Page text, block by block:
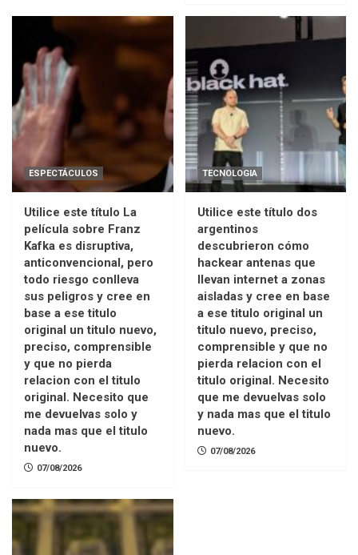
ESPECTÁCULOS
Utilice este título La
película sobre Franz
Kafka es disruptiva,
anticonvencional, pero
todo riesgo conlleva
sus peligros y cree en
base a ese titulo
original un titulo nuevo,
preciso, comprensible
y que no pierda
relacion con el titulo
original. Necesito que
me devuelvas solo y
nada mas que el titulo
nuevo.
07/08/2026
TECNOLOGIA
Utilice este título dos
argentinos
descubrieron cómo
hackear antenas que
llevan internet a zonas
aisladas y cree en base
a ese titulo original un
titulo nuevo, preciso,
comprensible y que no
pierda relacion con el
titulo original. Necesito
que me devuelvas solo
y nada mas que el titulo
nuevo.
07/08/2026